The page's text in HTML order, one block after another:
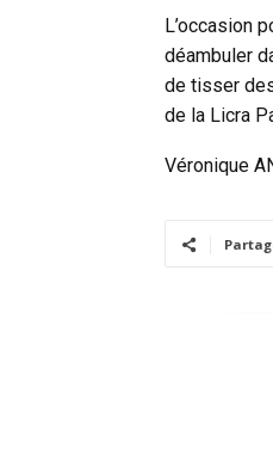
L’occasion
déambuler
de tisser
de la Licra
Véronique